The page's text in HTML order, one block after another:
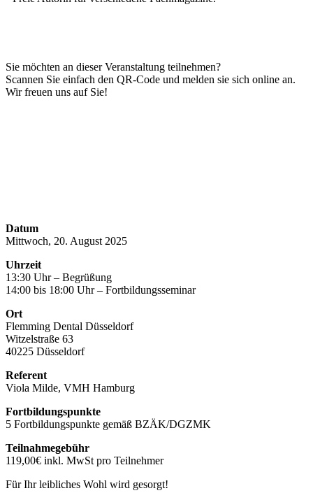
Sie möchten an dieser Veranstaltung teilnehmen?
Scannen Sie einfach den QR-Code und melden sie sich online an.
Wir freuen uns auf Sie!
Datum
Mittwoch, 20. August 2025
Uhrzeit
13:30 Uhr – Begrüßung
14:00 bis 18:00 Uhr – Fortbildungsseminar
Ort
Flemming Dental Düsseldorf
Witzelstraße 63
40225 Düsseldorf
Referent
Viola Milde, VMH Hamburg
Fortbildungspunkte
5 Fortbildungspunkte gemäß BZÄK/DGZMK
Teilnahmegebühr
119,00€ inkl. MwSt pro Teilnehmer
Für Ihr leibliches Wohl wird gesorgt!